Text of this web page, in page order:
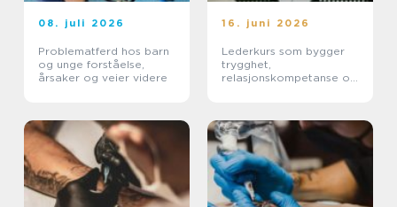
08. juli 2026
Problematferd hos barn
og unge forståelse,
årsaker og veier videre
16. juni 2026
Lederkurs som bygger
trygghet,
relasjonskompetanse og